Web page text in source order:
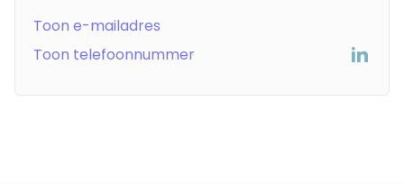
Toon e-mailadres
Toon telefoonnummer